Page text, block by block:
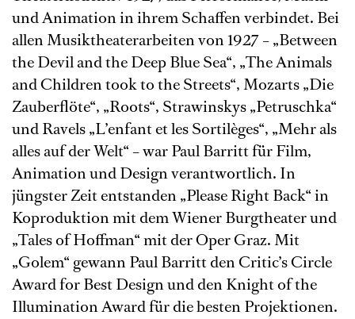
und Animation in ihrem Schaffen verbindet. Bei
allen Musiktheaterarbeiten von 1927 – „Between
the Devil and the Deep Blue Sea“, „The Animals
and Children took to the Streets“, Mozarts „Die
Zauberflöte“, „Roots“, Strawinskys „Petruschka“
und Ravels „L’enfant et les Sortilèges“, „Mehr als
alles auf der Welt“ – war Paul Barritt für Film,
Animation und Design verantwortlich. In
jüngster Zeit entstanden „Please Right Back“ in
Koproduktion mit dem Wiener Burgtheater und
„Tales of Hoffman“ mit der Oper Graz. Mit
„Golem“ gewann Paul Barritt den Critic’s Circle
Award for Best Design und den Knight of the
Illumination Award für die besten Projektionen.